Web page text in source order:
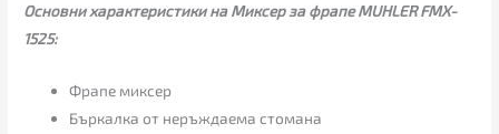
Основни характеристики на Миксер за фрапе MUHLER FMX-
1525:
Фрапе миксер
Бъркалка от неръждаема стомана